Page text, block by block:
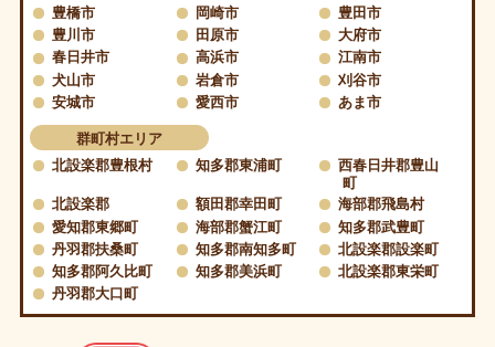
豊橋市
岡崎市
豊田市
豊川市
田原市
大府市
春日井市
高浜市
江南市
犬山市
岩倉市
刈谷市
安城市
愛西市 あま市
群町村エリア
北設楽郡豊根村
知多郡東浦町
西春日井郡豊山
町
北設楽郡
額田郡幸田町
海部郡飛島村
愛知郡東郷町
海部郡蟹江町
知多郡武豊町
丹羽郡扶桑町
知多郡南知多町
北設楽郡設楽町
知多郡阿久比町
知多郡美浜町
北設楽郡東栄町
丹羽郡大口町